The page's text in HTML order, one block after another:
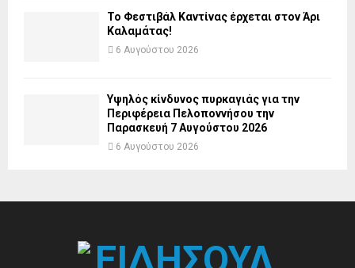
Το Φεστιβάλ Καντίνας έρχεται στον Άρι
Καλαμάτας!
6 Αυγούστου 2026
Υψηλός κίνδυνος πυρκαγιάς για την
Περιφέρεια Πελοποννήσου την
Παρασκευή 7 Αυγούστου 2026
6 Αυγούστου 2026